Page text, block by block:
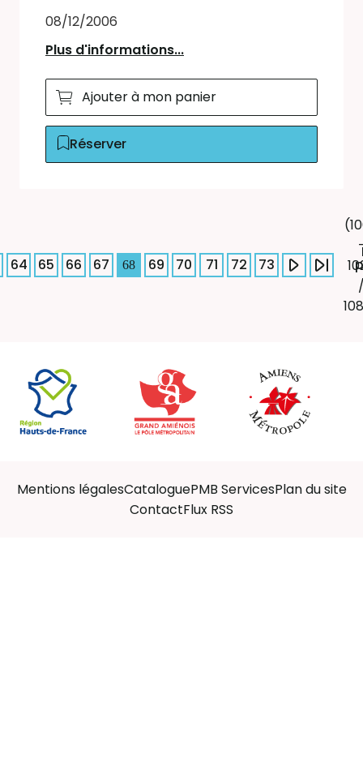
08/12/2006
Plus d'informations...
Ajouter à mon panier
Réserver
64 65 66 67 68 69 70 71 72 73
Mentions légalesCataloguePMB ServicesPlan du site
ContactFlux RSS